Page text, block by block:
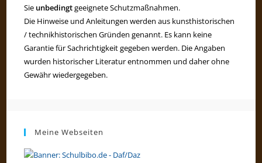
Sie unbedingtgeeignete Schutzmaßnahmen.
Die Hinweise und Anleitungen werden aus kunsthistorischen
/ technikhistorischen Gründen genannt. Es kann keine
Garantie für Sachrichtigkeit gegeben werden. Die Angaben
wurden historischer Literatur entnommen und daher ohne
Gewähr wiedergegeben.
Meine Webseiten